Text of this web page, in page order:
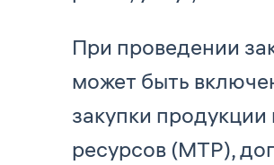
При проведении
может быть
закупки
ресурсов (МТР),